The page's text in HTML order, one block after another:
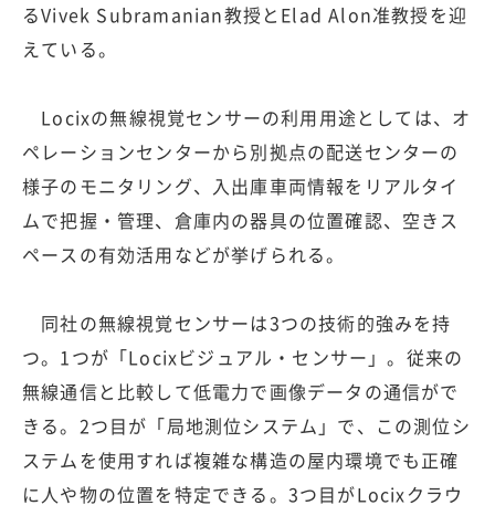
るVivek Subramanian教授とElad Alon准教授を迎
えている。
Locixの無線視覚センサーの利用用途としては、オ
ペレーションセンターから別拠点の配送センターの
様子のモニタリング、入出庫車両情報をリアルタイ
ムで把握・管理、倉庫内の器具の位置確認、空きス
ペースの有効活用などが挙げられる。
同社の無線視覚センサーは3つの技術的強みを持
つ。1つが「Locixビジュアル・センサー」。従来の
無線通信と比較して低電力で画像データの通信がで
きる。2つ目が「局地測位システム」で、この測位シ
ステムを使用すれば複雑な構造の屋内環境でも正確
に人や物の位置を特定できる。3つ目がLocixクラウ